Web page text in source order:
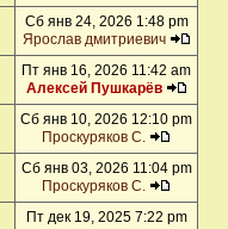
Сб янв 24, 2026 1:48 pm
Ярослав дмитриевич
Пт янв 16, 2026 11:42 am
Алексей Пушкарёв
Сб янв 10, 2026 12:10 pm
Проскуряков С.
Сб янв 03, 2026 11:04 pm
Проскуряков С.
Пт дек 19, 2025 7:22 pm